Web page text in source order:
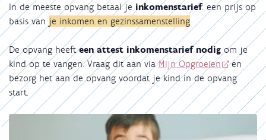
In de meeste opvang betaal je inkomenstarief: een prijs op
basis van je inkomen en gezinssamenstelling
De opvang heefteen attest inkomenstarief nodig om je
kind op te vangen. Vraag dit aan viaMijn Opgroeien
en
bezorg het aan de opvang voordat je kind in de opvang
start.